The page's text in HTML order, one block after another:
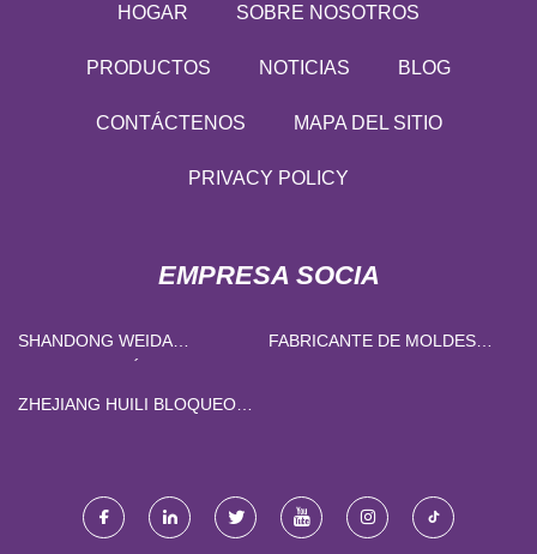
HOGAR SOBRE NOSOTROS
PRODUCTOS NOTICIAS BLOG
CONTÁCTENOS MAPA DEL SITIO
PRIVACY POLICY
EMPRESA SOCIA
SHANDONG WEIDA
MAQUINARIA CO., LTD.
FABRICANTE DE MOLDES
ZHEJIANG HUILI BLOQUEO